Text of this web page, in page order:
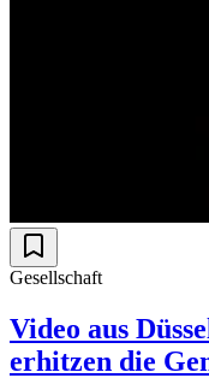
Gesellschaft
Video aus
erhitzen die